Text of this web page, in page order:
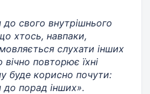
свого внутрішнього
хтось, навпаки,
слухати інших
повторює їхні
буде корисно почути:
до порад інших».